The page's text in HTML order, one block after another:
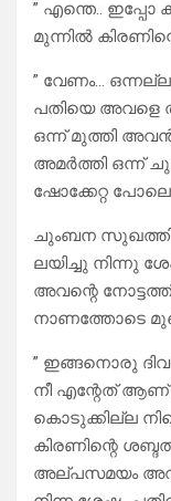
” എന്തെ.. ഇപ്പോ
മുന്നിൽ
” വേണം… ഒന്നല്ല
പതിയെ അവളെ
ഒന്ന് മുത്തി
അമർത്തി ഒന്ന്
ഷോക്കേറ്റ
ചുംബന
ലയിച്ചു നിന്നു
അവന്റെ
നാണത്തോടെ മുഖം
” ഇങ്ങനൊരു
നീ എന്റേത് ആണ്
കൊടുക്കില്ല
കിരണിന്റെ
അല്പസമയം